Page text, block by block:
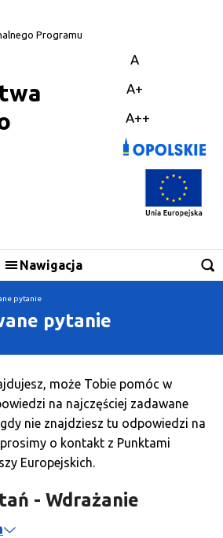
Programu
A
A+
A++
Nawigacja
Skorzystaj
Realizuję projekt
Wiadomości
Punkty informacyjne
pytanie
pytanie
może Tobie pomóc w
na najczęściej zadawane
nie znajdziesz tu odpowiedzi na
o kontakt z Punktami
Europejskich.
- Wdrażanie